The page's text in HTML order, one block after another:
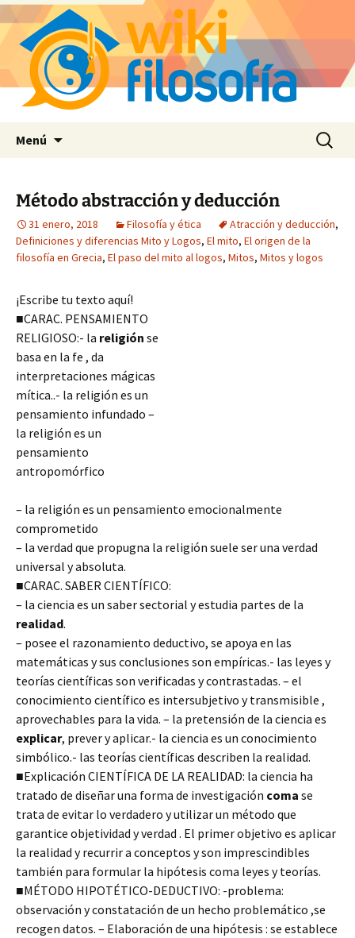
Menú Buscar:
Método abstracción y deducción
31 enero, 2018 Filosofía y ética Atracción y deducción,
Definiciones y diferencias Mito y Logos, El mito, El origen de la
filosofía en Grecia, El paso del mito al logos, Mitos, Mitos y logos
¡Escribe tu texto aquí!
■CARAC. PENSAMIENTO
RELIGIOSO:- la religión se
basa en la fe , da
interpretaciones mágicas
mítica..- la religión es un
pensamiento infundado –
la religión es un
pensamiento
antropomórfico
– la religión es un pensamiento emocionalmente
comprometido
– la verdad que propugna la religión suele ser una verdad
universal y absoluta.
■CARAC. SABER CIENTÍFICO:
– la ciencia es un saber sectorial y estudia partes de la
realidad.
– posee el razonamiento deductivo, se apoya en las
matemáticas y sus conclusiones son empíricas.- las leyes y
teorías científicas son verificadas y contrastadas. – el
conocimiento científico es intersubjetivo y transmisible ,
aprovechables para la vida. – la pretensión de la ciencia es
explicar, prever y aplicar.- la ciencia es un conocimiento
simbólico.- las teorías científicas describen la realidad.
■Explicación CIENTÍFICA DE LA REALIDAD: la ciencia ha
tratado de diseñar una forma de investigación coma se
trata de evitar lo verdadero y utilizar un método que
garantice objetividad y verdad . El primer objetivo es aplicar
la realidad y recurrir a conceptos y son imprescindibles
también para formular la hipótesis coma leyes y teorías.
■MÉTODO HIPOTÉTICO-DEDUCTIVO: -problema:
observación y constatación de un hecho problemático ,se
recogen datos. – Elaboración de una hipótesis : se establece